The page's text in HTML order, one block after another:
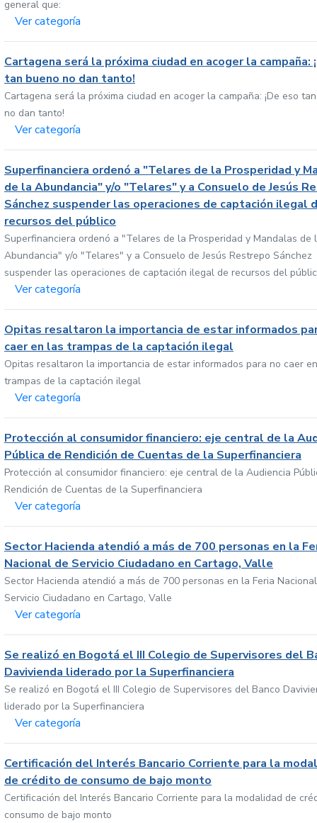
general que:
Ver categoría
Cartagena será la próxima ciudad en acoger la campaña:
tan bueno no dan tanto!
Cartagena será la próxima ciudad en acoger la campaña: ¡De eso
no dan tanto!
Ver categoría
Superfinanciera ordenó a "Telares de la Prosperidad y
de la Abundancia" y/o "Telares" y a Consuelo de Jesús
Sánchez suspender las operaciones de captación ilegal
recursos del público
Superfinanciera ordenó a "Telares de la Prosperidad y Mandalas de
Abundancia" y/o "Telares" y a Consuelo de Jesús Restrepo Sánchez
suspender las operaciones de captación ilegal de recursos del
Ver categoría
Opitas resaltaron la importancia de estar informados
caer en las trampas de la captación ilegal
Opitas resaltaron la importancia de estar informados para no caer
trampas de la captación ilegal
Ver categoría
Protección al consumidor financiero: eje central de la
Pública de Rendición de Cuentas de la Superfinanciera
Protección al consumidor financiero: eje central de la Audiencia
Rendición de Cuentas de la Superfinanciera
Ver categoría
Sector Hacienda atendió a más de 700 personas en la
Nacional de Servicio Ciudadano en Cartago, Valle
Sector Hacienda atendió a más de 700 personas en la Feria
Servicio Ciudadano en Cartago, Valle
Ver categoría
Se realizó en Bogotá el III Colegio de Supervisores del
Davivienda liderado por la Superfinanciera
Se realizó en Bogotá el III Colegio de Supervisores del Banco
liderado por la Superfinanciera
Ver categoría
Certificación del Interés Bancario Corriente para la
de crédito de consumo de bajo monto
Certificación del Interés Bancario Corriente para la modalidad de
consumo de bajo monto